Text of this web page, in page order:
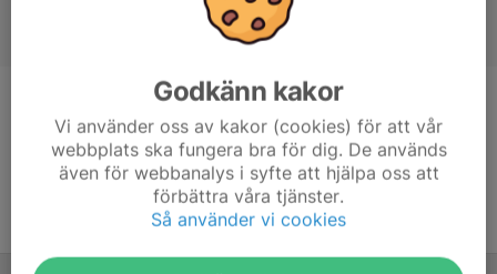
Ålder
15 år
Godkänn kakor
Vi använder oss av kakor (cookies) för att vår
webbplats ska fungera bra för dig. De används
även för webbanalys i syfte att hjälpa oss att
förbättra våra tjänster.
Så använder vi cookies